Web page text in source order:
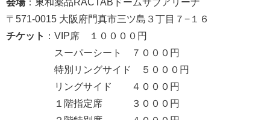
〒571-0015 大阪府門真市三ツ島３丁目７−１６
チケット
：VIP席 １００００円
スーパーシート ７０００円
特別リングサイド ５０００円
リングサイド ４０００円
１階指定席 ３０００円